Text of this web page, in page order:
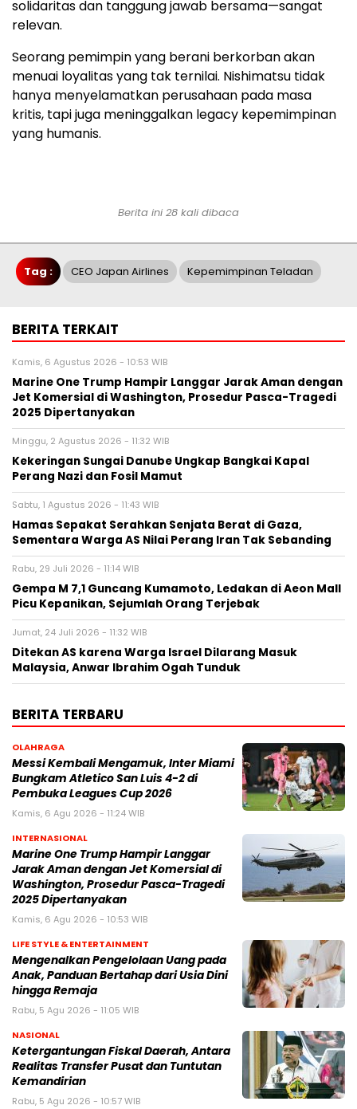
solidaritas dan tanggung jawab bersama—sangat
relevan.
Seorang pemimpin yang berani berkorban akan
menuai loyalitas yang tak ternilai. Nishimatsu tidak
hanya menyelamatkan perusahaan pada masa
kritis, tapi juga meninggalkan legacy kepemimpinan
yang humanis.
Berita ini 28 kali dibaca
Tag : CEO Japan Airlines Kepemimpinan Teladan
BERITA TERKAIT
Kamis, 6 Agustus 2026 - 10:53 WIB
Marine One Trump Hampir Langgar Jarak Aman dengan
Jet Komersial di Washington, Prosedur Pasca-Tragedi
2025 Dipertanyakan
Minggu, 2 Agustus 2026 - 11:32 WIB
Kekeringan Sungai Danube Ungkap Bangkai Kapal
Perang Nazi dan Fosil Mamut
Sabtu, 1 Agustus 2026 - 11:43 WIB
Hamas Sepakat Serahkan Senjata Berat di Gaza,
Sementara Warga AS Nilai Perang Iran Tak Sebanding
Rabu, 29 Juli 2026 - 11:14 WIB
Gempa M 7,1 Guncang Kumamoto, Ledakan di Aeon Mall
Picu Kepanikan, Sejumlah Orang Terjebak
Jumat, 24 Juli 2026 - 11:32 WIB
Ditekan AS karena Warga Israel Dilarang Masuk
Malaysia, Anwar Ibrahim Ogah Tunduk
BERITA TERBARU
OLAHRAGA
Messi Kembali Mengamuk, Inter Miami
Bungkam Atletico San Luis 4-2 di
Pembuka Leagues Cup 2026
Kamis, 6 Agu 2026 - 11:24 WIB
INTERNASIONAL
Marine One Trump Hampir Langgar
Jarak Aman dengan Jet Komersial di
Washington, Prosedur Pasca-Tragedi
2025 Dipertanyakan
Kamis, 6 Agu 2026 - 10:53 WIB
LIFE STYLE & ENTERTAINMENT
Mengenalkan Pengelolaan Uang pada
Anak, Panduan Bertahap dari Usia Dini
hingga Remaja
Rabu, 5 Agu 2026 - 11:05 WIB
NASIONAL
Ketergantungan Fiskal Daerah, Antara
Realitas Transfer Pusat dan Tuntutan
Kemandirian
Rabu, 5 Agu 2026 - 10:57 WIB